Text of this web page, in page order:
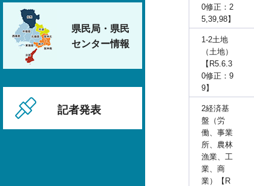
県民局・県民
センター情報
記者発表
0修正：2
5,39,98】
1-2土地
（土地）
【R5.6.3
0修正：9
9】
2経済基
盤（労
働、事業
所、農林
漁業、工
業、商
業）【R